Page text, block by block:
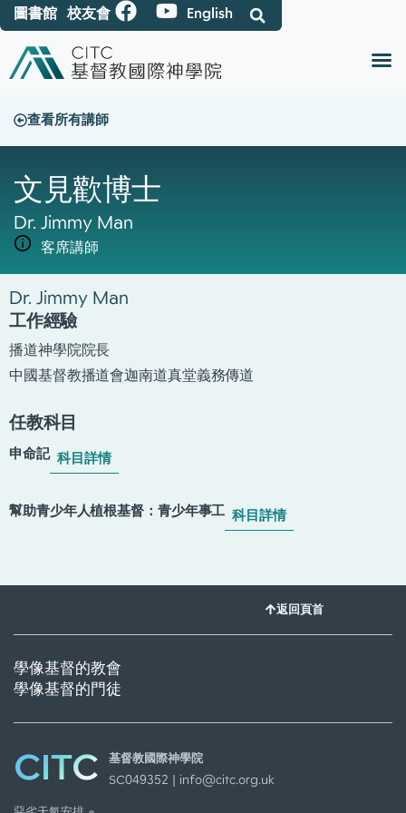
圖書館 校友會 English
查看所有講師
文見歡博士
Dr. Jimmy Man
客席講師
Dr. Jimmy Man
工作經驗
播道神學院院長
中國基督教播道會迦南道真堂義務傳道
任教科目
申命記 科目詳情
幫助青少年人植根基督：青少年事工 科目詳情
返回頁首
學像基督的教會
學像基督的門徒
CITC
基督教國際神學院
SC049352 | info@citc.org.uk